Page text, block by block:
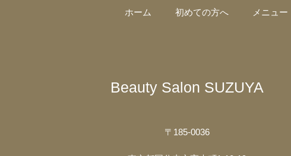
ホーム 初めての方へ メニュー
Beauty Salon SUZUYA
〒185-0036